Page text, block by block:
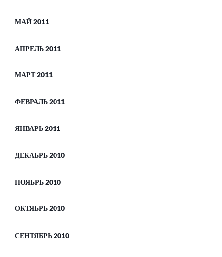
МАЙ 2011
АПРЕЛЬ 2011
МАРТ 2011
ФЕВРАЛЬ 2011
ЯНВАРЬ 2011
ДЕКАБРЬ 2010
НОЯБРЬ 2010
ОКТЯБРЬ 2010
СЕНТЯБРЬ 2010